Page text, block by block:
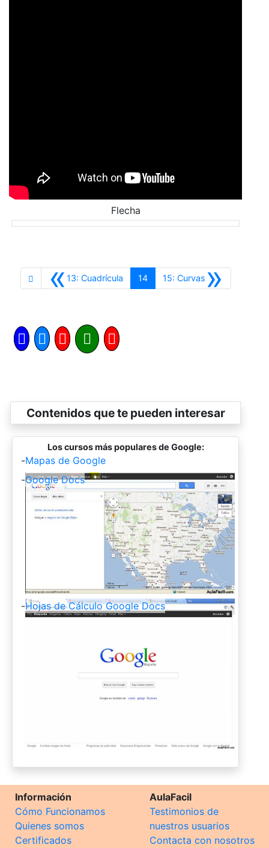
Flecha
«13: CuadrículaAnterior
14 »
15: CurvasSiguiente
Contenidos que te pueden interesar
Los cursos más populares de Google:
-Mapas de Google
-Google Docs
-Hojas de Cálculo Google Docs
Información
Cómo Funcionamos
Quienes somos
Certificados
AulaFacil
Testimonios de
nuestros usuarios
Contacta con nosotros